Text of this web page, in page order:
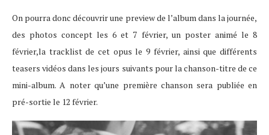
On pourra donc découvrir une preview de l’album dans la journée,
des photos concept les 6 et 7 février, un poster animé le 8
février,la tracklist de cet opus le 9 février, ainsi que différents
teasers vidéos dans les jours suivants pour la chanson-titre de ce
mini-album. A noter qu’une première chanson sera publiée en
pré-sortie le 12 février.